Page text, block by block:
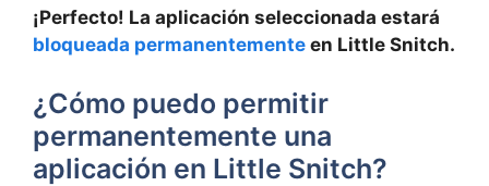
¡Perfecto! La aplicación seleccionada estará
bloqueada permanentemente en Little Snitch.
¿Cómo puedo permitir
permanentemente una
aplicación en Little Snitch?